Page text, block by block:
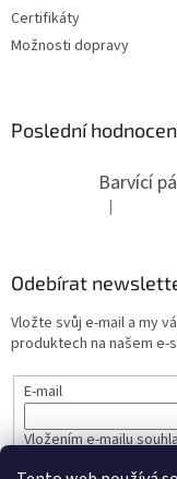
Certifikáty
Možnosti dopravy
Poslední
|
Odebírat
Vložte svůj e-mail a my
produktech na našem e-
E-mail
Vložením e-mailu